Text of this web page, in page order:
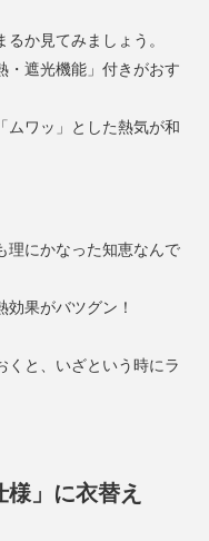
か見てみましょう。
・遮光機能」付きがおす
ムワッ」とした熱気が和
理にかなった知恵なんで
果がバツグン！
くと、いざという時にラ
」に衣替え